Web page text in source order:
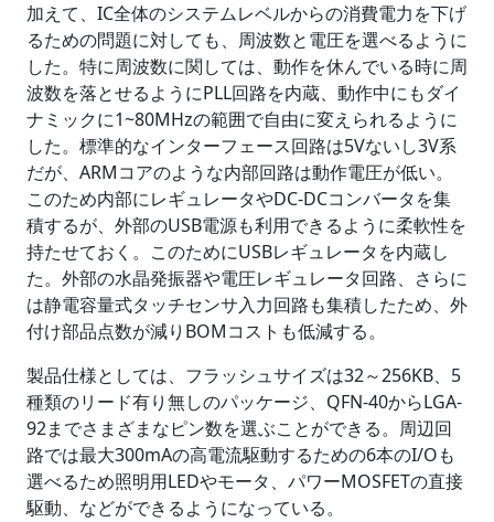
加えて、IC全体のシステムレベルからの消費電力を下げ
るための問題に対しても、周波数と電圧を選べるように
した。特に周波数に関しては、動作を休んでいる時に周
波数を落とせるようにPLL回路を内蔵、動作中にもダイ
ナミックに1~80MHzの範囲で自由に変えられるように
した。標準的なインターフェース回路は5Vないし3V系
だが、ARMコアのような内部回路は動作電圧が低い。
このため内部にレギュレータやDC-DCコンバータを集
積するが、外部のUSB電源も利用できるように柔軟性を
持たせておく。このためにUSBレギュレータを内蔵し
た。外部の水晶発振器や電圧レギュレータ回路、さらに
は静電容量式タッチセンサ入力回路も集積したため、外
付け部品点数が減りBOMコストも低減する。
製品仕様としては、フラッシュサイズは32～256KB、5
種類のリード有り無しのパッケージ、QFN-40からLGA-
92までさまざまなピン数を選ぶことができる。周辺回
路では最大300mAの高電流駆動するための6本のI/Oも
選べるため照明用LEDやモータ、パワーMOSFETの直接
駆動、などができるようになっている。